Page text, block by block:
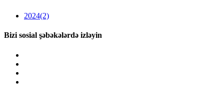
2024(2)
Bizi sosial şəbəkələrdə izləyin